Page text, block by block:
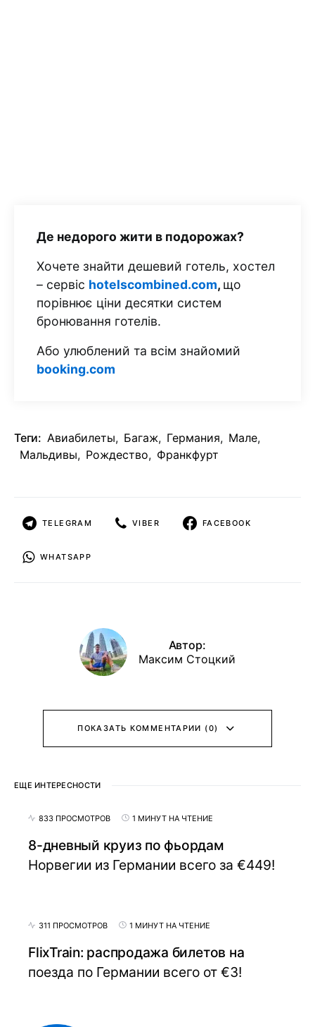
Де недорого жити в подорожах?
Хочете знайти дешевий готель, хостел
– сервіс hotelscombined.com, що
порівнює ціни десятки систем
бронювання готелів.
Або улюблений та всім знайомий
booking.com
Теги: Авиабилеты, Багаж, Германия, Мале,
Мальдивы, Рождество, Франкфурт
TELEGRAM VIBER FACEBOOK
WHATSAPP
Автор:
Максим Стоцкий
ПОКАЗАТЬ КОММЕНТАРИИ (0)
ЕЩЕ ИНТЕРЕСНОСТИ
833 ПРОСМОТРОВ 1 МИНУТ НА ЧТЕНИЕ
8-дневный круиз по фьордам
Норвегии из Германии всего за €449!
311 ПРОСМОТРОВ 1 МИНУТ НА ЧТЕНИЕ
FlixTrain: распродажа билетов на
поезда по Германии всего от €3!